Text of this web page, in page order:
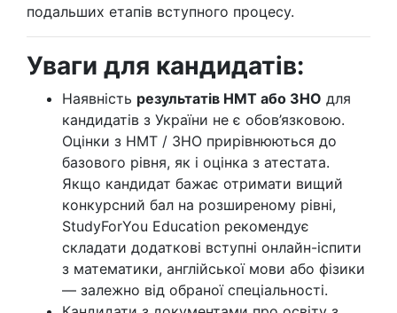
подальших етапів вступного процесу.
Уваги для кандидатів:
Наявність результатів НМТ або ЗНО для
кандидатів з України не є обов’язковою.
Оцінки з НМТ / ЗНО прирівнюються до
базового рівня, як і оцінка з атестата.
Якщо кандидат бажає отримати вищий
конкурсний бал на розширеному рівні,
StudyForYou Education рекомендує
складати додаткові вступні онлайн-іспити
з математики, англійської мови або фізики
— залежно від обраної спеціальності.